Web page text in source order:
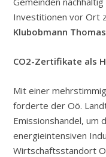
Investitionen vor Ort
Klubobmann
CO2-Zertifikate als
Mit einer
forderte der Oö.
Emissionshandel,
energieintensiven
Wirtschaftsstandort